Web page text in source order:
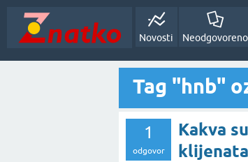
Novosti Neodgovoreno
Tag "hnb"
1
odgovor
Kakva